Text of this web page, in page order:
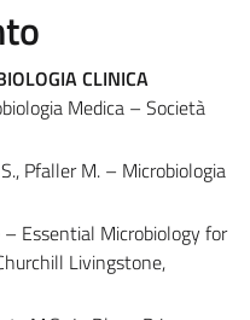
CLINICA
Medica – Società
Pfaller M. – Microbiologia
Essential Microbiology for
Livingstone,